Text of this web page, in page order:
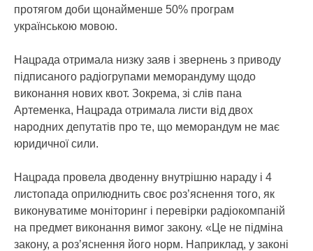
протягом доби щонайменше 50% програм
українською мовою.
Нацрада отримала низку заяв і звернень з приводу
підписаного радіогрупами меморандуму щодо
виконання нових квот. Зокрема, зі слів пана
Артеменка, Нацрада отримала листи від двох
народних депутатів про те, що меморандум не має
юридичної сили.
Нацрада провела дводенну внутрішню нараду і 4
листопада оприлюднить своє роз’яснення того, як
виконуватиме моніторинг і перевірки радіокомпаній
на предмет виконання вимог закону. «Це не підміна
закону, а роз’яснення його норм. Наприклад, у законі